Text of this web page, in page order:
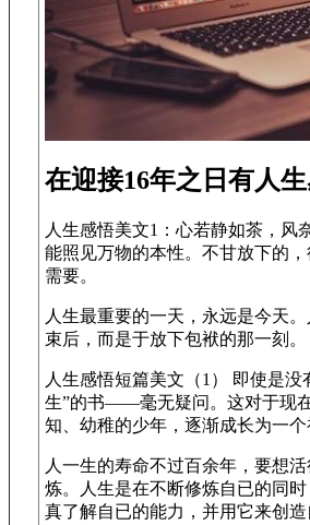
在迎接16年之日有人
人生感悟美文1：心若静如茶，风
能照见万物的本性。不甘放下的
需要。
人生最重要的一天，永远是今天
束后，而是于放下包袱的那一刻。
人生感悟短篇美文（1） 即使是
生”的书——毫无疑问。这对于现
知、幼稚的少年，逐渐成长为一个
人一生的寿命不过百余年，要想
炼。人生是在不断修炼自已的同
真了解自已的能力，并用它来创造